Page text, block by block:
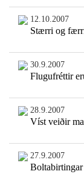
12.10.2007
Stærri og
30.9.2007
Flugufréttir
28.9.2007
Víst veiðir
27.9.2007